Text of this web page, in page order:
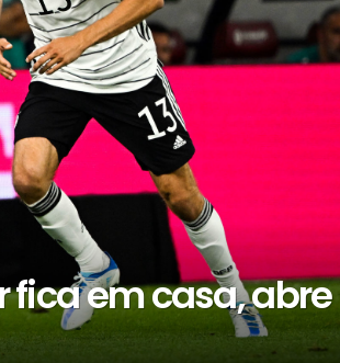
fica em casa, abre